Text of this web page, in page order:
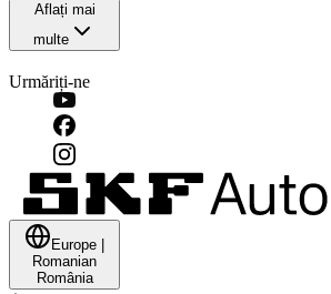
Aflați mai
multe
Urmăriți-ne
Europe
Romanian
România